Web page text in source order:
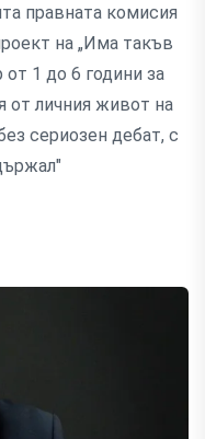
правната комисия
на „Има такъв
1 до 6 години за
от личния живот на
сериозен дебат, с